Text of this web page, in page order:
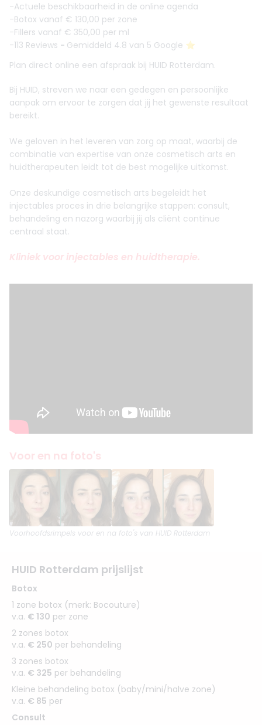
-Actuele beschikbaarheid in de online agenda
-Botox vanaf € 130,00 per zone
-Fillers vanaf € 350,00 per ml
-113 Reviews - Gemiddeld 4.8 van 5 Google ⭐️
Plan direct online een afspraak bij HUID Rotterdam.
Bij HUID, streven we naar een gedegen en persoonlijke
aanpak om ervoor te zorgen dat jij het gewenste resultaat
bereikt.
We geloven in het leveren van zorg op maat, waarbij de
combinatie van expertise van onze cosmetisch arts en
huidtherapeuten leidt tot de best mogelijke uitkomst.
Onze deskundige cosmetisch arts begeleidt het
injectables proces in drie belangrijke stappen: consult,
behandeling en nazorg waarbij jij als cliënt continue
centraal staat.
Kliniek voor injectables en huidtherapie.
Voor en na foto's
Voorhoofdsrimpels voor en na foto's van HUID Rotterdam
HUID Rotterdam prijslijst
Botox
1 zone botox (merk: Bocouture)
v.a. € 130 per zone
2 zones botox
v.a. € 250 per behandeling
3 zones botox
v.a. € 325 per behandeling
Kleine behandeling botox (baby/mini/halve zone)
v.a. € 85 per
Consult